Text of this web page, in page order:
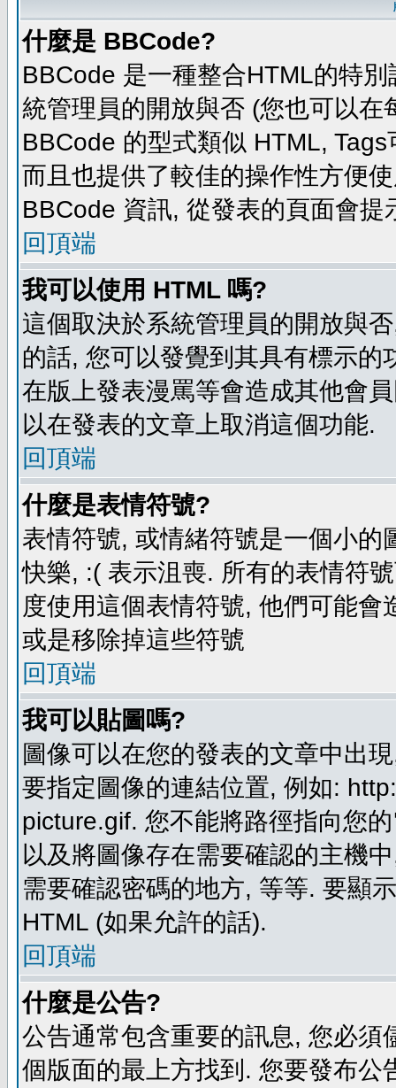
什麼是 BBCode?
BBCode 是一種整合HTML的特
統管理員的開放與否 (您也可以
BBCode 的型式類似 HTML,
而且也提供了較佳的操作性方便
BBCode 資訊, 從發表的頁面會提
回頂端
我可以使用 HTML 嗎?
這個取決於系統管理員的開放與
的話, 您可以發覺到其具有標示
在版上發表漫罵等會造成其他會
以在發表的文章上取消這個功能.
回頂端
什麼是表情符號?
表情符號, 或情緒符號是一個小
快樂, :( 表示沮喪. 所有的表情符
度使用這個表情符號, 他們可能
或是移除掉這些符號
回頂端
我可以貼圖嗎?
圖像可以在您的發表的文章中出
要指定圖像的連結位置, 例如:
picture.gif. 您不能將路徑指向您
以及將圖像存在需要確認的主機
需要確認密碼的地方, 等等. 要顯
HTML (如果允許的話).
回頂端
什麼是公告?
公告通常包含重要的訊息, 您必
個版面的最上方找到. 您要發布